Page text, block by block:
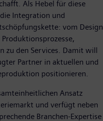
Als Hebel für diese
Integration und
vom Design
zu den Services. Damit will
Partner in aktuellen und
positionieren.
Ansatz
und verfügt neben
Branchen-Expertise